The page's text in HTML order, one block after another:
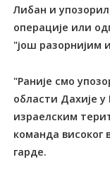
Либан и
операције или
"још разорнијим
"Раније смо
области Дахије
израелским
команда високог
гарде.